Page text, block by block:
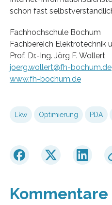
schon fast
Fachhochschule Bochum
Fachbereich Elektrotechnik
Prof. Dr.-Ing. Jörg F. Wollert
joerg.wollert@fh-bochum.de
www.fh-bochum.de
Lkw Optimierung PDA
Kommentare